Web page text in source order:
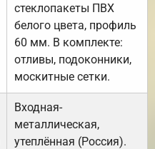
стеклопакеты ПВХ
белого цвета, профиль
60 мм. В комплекте:
отливы, подоконники,
москитные сетки.
Входная-
металлическая,
утеплённая (Россия).